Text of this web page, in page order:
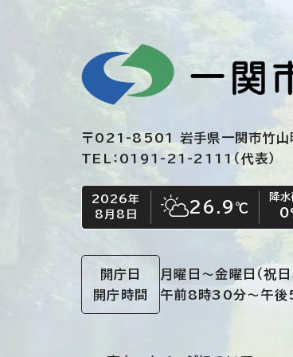
〒021-8501 岩手県一関市竹山
TEL：0191-21-2111（代表）
今日の日付
2026年
8月8日
今日の天気
晴れ時々くもり
26.9℃
降
0
開庁日
開庁時間
月曜日～金曜日 （祝
午前8時30分～午